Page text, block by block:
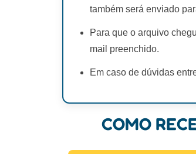
também será enviado
Para que o arquivo
mail preenchido.
Em caso de dúvidas
COMO